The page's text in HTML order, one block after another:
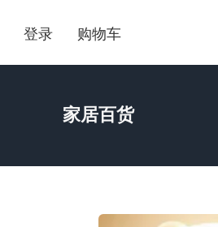
登录 购物车
家居百货